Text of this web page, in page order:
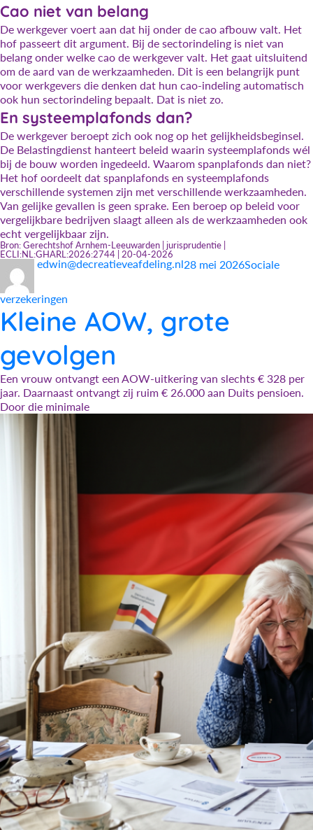
Cao niet van belang
De werkgever voert aan dat hij onder de cao afbouw valt. Het
hof passeert dit argument. Bij de sectorindeling is niet van
belang onder welke cao de werkgever valt. Het gaat uitsluitend
om de aard van de werkzaamheden. Dit is een belangrijk punt
voor werkgevers die denken dat hun cao-indeling automatisch
ook hun sectorindeling bepaalt. Dat is niet zo.
En systeemplafonds dan?
De werkgever beroept zich ook nog op het gelijkheidsbeginsel.
De Belastingdienst hanteert beleid waarin systeemplafonds wél
bij de bouw worden ingedeeld. Waarom spanplafonds dan niet?
Het hof oordeelt dat spanplafonds en systeemplafonds
verschillende systemen zijn met verschillende werkzaamheden.
Van gelijke gevallen is geen sprake. Een beroep op beleid voor
vergelijkbare bedrijven slaagt alleen als de werkzaamheden ook
echt vergelijkbaar zijn.
Bron: Gerechtshof Arnhem-Leeuwarden | jurisprudentie |
ECLI:NL:GHARL:2026:2744 | 20-04-2026
Auteur
edwin@decreatieveafdeling.nlGeplaatst
28 mei 2026Categorieën
Sociale
verzekeringen
Kleine AOW, grote
gevolgen
Een vrouw ontvangt een AOW-uitkering van slechts € 328 per
jaar. Daarnaast ontvangt zij ruim € 26.000 aan Duits pensioen.
Door die minimale